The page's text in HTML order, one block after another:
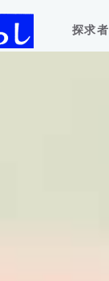
探求者